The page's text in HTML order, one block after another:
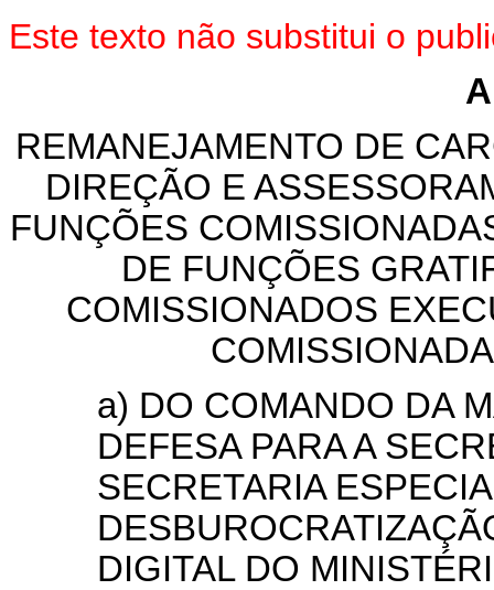
Este texto não substitui o
REMANEJAMENTO DE
DIREÇÃO E
FUNÇÕES
DE FUNÇÕES
COMISSIONADOS
a) DO COMANDO DA
DEFESA PARA A
SECRETARIA
DIGITAL DO